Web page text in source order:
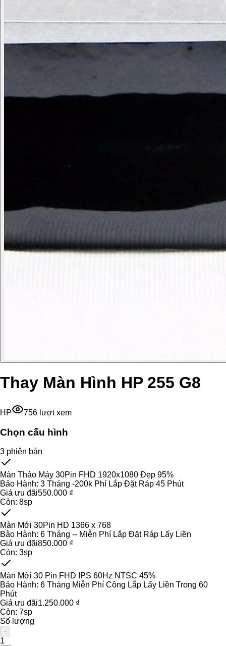
Thay Màn Hình HP 255 G8
HP 756 lượt xem
Chọn cấu hình
3 phiên bản
Màn Tháo Máy 30Pin FHD 1920x1080 Đẹp 95%
Bảo Hành: 3 Tháng -200k Phí Lắp Đặt Ráp 45 Phút
Giá ưu đãi550.000 ₫
Còn: 8sp
Màn Mới 30Pin HD 1366 x 768
Bảo Hành: 6 Tháng -- Miễn Phí Lắp Đặt Ráp Lấy Liền
Giá ưu đãi850.000 ₫
Còn: 3sp
Màn Mới 30 Pin FHD IPS 60Hz NTSC 45%
Bảo Hành: 6 Tháng Miễn Phí Công Lắp Lấy Liền Trong 60
Phút
Giá ưu đãi1.250.000 ₫
Còn: 7sp
Số lượng
-
1